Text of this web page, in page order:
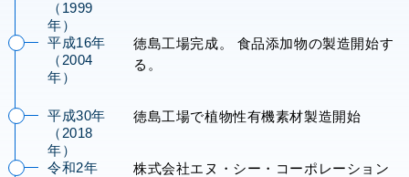
（1999
年）
平成16年
（2004
年）
徳島工場完成。 食品添加物の製造開始す
る。
平成30年
（2018
年）
徳島工場で植物性有機素材製造開始
令和2年
株式会社エヌ・シー・コーポレーション